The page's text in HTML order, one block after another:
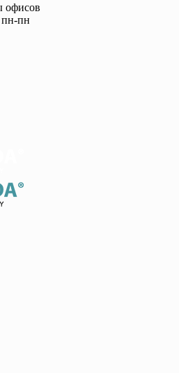
офисов
пн-пн